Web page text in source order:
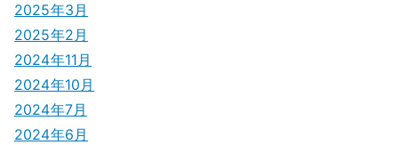
2025年3月
2025年2月
2024年11月
2024年10月
2024年7月
2024年6月